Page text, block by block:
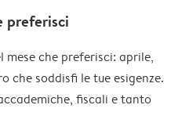
preferisci
che preferisci: aprile,
che soddisfi le tue esigenze.
fiscali e tanto